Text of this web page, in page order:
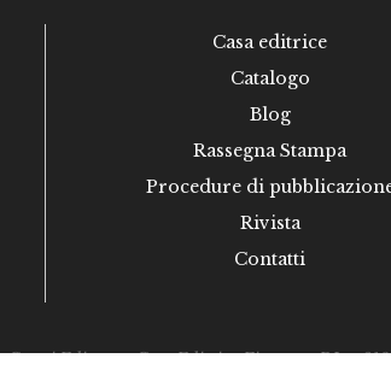
Casa editrice
Catalogo
Blog
Rassegna Stampa
Procedure di
Rivista
Contatti
Editore - Casa Editrice Firenze - P.Iva